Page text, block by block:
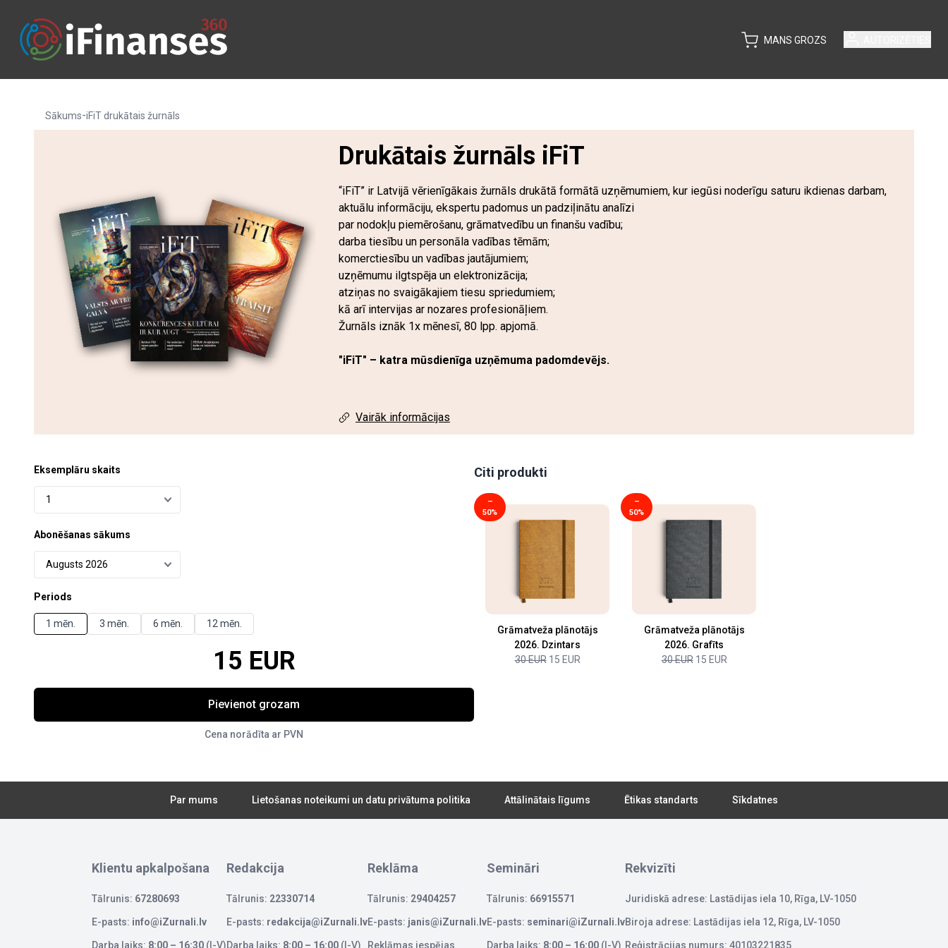
MANS GROZS
Sākums-iFiT drukātais žurnāls
Drukātais žurnāls iFiT
“iFiT” ir Latvijā vērienīgākais žurnāls drukātā formātā uzņēmumiem, kur iegūsi noderīgu saturu ikdienas darbam,
aktuālu informāciju, ekspertu padomus un padziļinātu analīzi
par nodokļu piemērošanu, grāmatvedību un finanšu vadību;
darba tiesību un personāla vadības tēmām;
komerctiesību un vadības jautājumiem;
uzņēmumu ilgtspēja un elektronizācija;
atziņas no svaigākajiem tiesu spriedumiem;
kā arī intervijas ar nozares profesionāļiem.
Žurnāls iznāk 1x mēnesī, 80 lpp. apjomā.
"iFiT" – katra mūsdienīga uzņēmuma padomdevējs.
Vairāk informācijas
Eksemplāru skaits
Abonēšanas sākums
Periods
1 mēn. 3 mēn. 6 mēn. 12 mēn.
15 EUR
Pievienot grozam
Cena norādīta ar PVN
Citi produkti
–
50%
Grāmatveža plānotājs
2026. Dzintars
30 EUR15 EUR
–
50%
Grāmatveža plānotājs
2026. Grafīts
30 EUR15 EUR
Par mums Lietošanas noteikumi un datu privātuma politika Attālinātais līgums Ētikas standarts Sīkdatnes
Klientu apkalpošana
Tālrunis: 67280693
E-pasts: info@iZurnali.lv
Darba laiks: 8:00 – 16:30 (I-V)
Redakcija
Tālrunis: 22330714
E-pasts: redakcija@iZurnali.lv
Darba laiks: 8:00 – 16:00 (I-V)
Reklāma
Tālrunis: 29404257
E-pasts: janis@iZurnali.lv
Reklāmas iespējas
Semināri
Tālrunis: 66915571
E-pasts: seminari@iZurnali.lv
Darba laiks: 8:00 – 16:00 (I-V)
Rekvizīti
Juridiskā adrese: Lastādijas iela 10, Rīga, LV-1050
Biroja adrese: Lastādijas iela 12, Rīga, LV-1050
Reģistrācijas numurs: 40103221835